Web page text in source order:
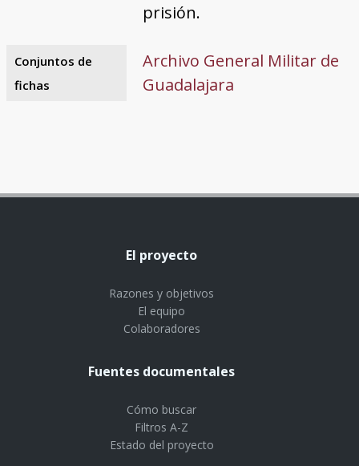
prisión.
Conjuntos de
fichas
Archivo General Militar de
Guadalajara
El proyecto
Razones y objetivos
El equipo
Colaboradores
Fuentes documentales
Cómo buscar
Filtros A-Z
Estado del proyecto